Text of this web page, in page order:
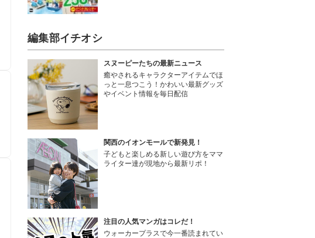
編集部イチオシ
スヌーピーたちの最新ニュース
癒やされるキャラクターアイテムでほ
っと一息つこう！かわいい最新グッズ
やイベント情報を毎日配信
関西のイオンモールで新発見！
子どもと楽しめる新しい遊び方をママ
ライター達が現地から最新リポ！
注目の人気マンガはコレだ！
ウォーカープラスで今一番読まれてい